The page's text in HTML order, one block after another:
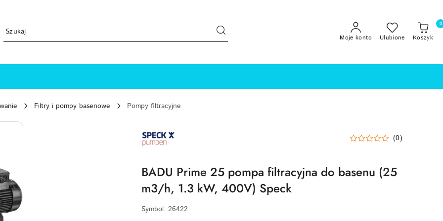
Moje konto Ulubione Koszyk
0
Filtry i pompy basenowe
Pompy filtracyjne
PUMPEN-
LOGO (0)
BADU Prime 25 pompa filtracyjna do basenu (25
m3/h, 1.3 kW, 400V) Speck
Symbol: 26422